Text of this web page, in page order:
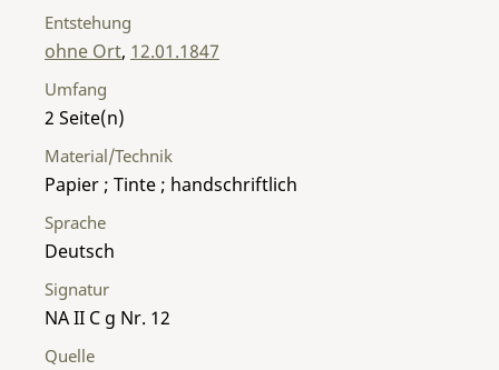
Entstehung
ohne Ort, 12.01.1847
Umfang
2
Material/Technik
Papier ; Tinte ; handschriftlich
Sprache
Deutsch
Signatur
NA II C g Nr. 12
Quelle